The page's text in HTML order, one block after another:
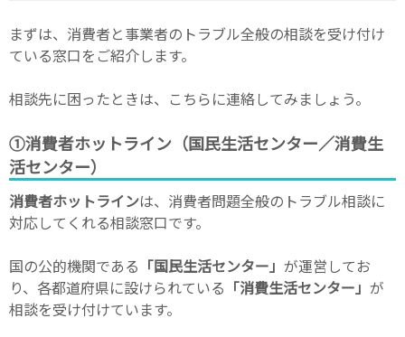
まずは、消費者と事業者のトラブル全般の相談を受け付け
ている窓口をご紹介します。
相談先に困ったときは、こちらに連絡してみましょう。
①消費者ホットライン（国民生活センター／消費生
活センター）
消費者ホットラインは、消費者問題全般のトラブル相談に
対応してくれる相談窓口です。
国の公的機関である 「国民生活センター」 が運営してお
り、各都道府県に設けられている 「消費生活センター」 が
相談を受け付けています。